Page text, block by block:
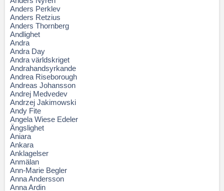
Anders Perklev
Anders Retzius
Anders Thornberg
Andlighet
Andra
Andra Day
Andra världskriget
Andrahandsyrkande
Andrea Riseborough
Andreas Johansson
Andrej Medvedev
Andrzej Jakimowski
Andy Fite
Angela Wiese Edeler
Ängslighet
Aniara
Ankara
Anklagelser
Anmälan
Ann-Marie Begler
Anna Andersson
Anna Ardin